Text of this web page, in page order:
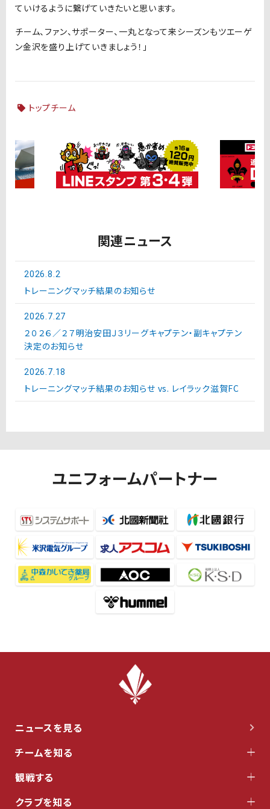
ていけるように繋げていきたいと思います。
チーム、ファン、サポーター、一丸となって来シーズンもツエーゲ
ン金沢を盛り上げていきましょう！」
トップチーム
関連ニュース
2026.8.2
トレーニングマッチ結果のお知らせ
2026.7.27
２０２６／２７明治安田Ｊ３リーグキャプテン・副キャプテン
決定のお知らせ
2026.7.18
トレーニングマッチ結果のお知らせ vs. レイラック滋賀FC
ユニフォームパートナー
ニュースを見る
チームを知る
観戦する
クラブを知る